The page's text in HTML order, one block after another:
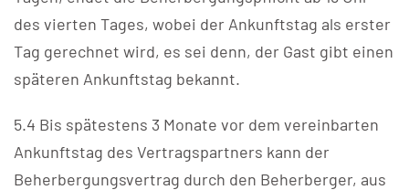
des vierten Tages, wobei der Ankunftstag als erster
Tag gerechnet wird, es sei denn, der Gast gibt einen
späteren Ankunftstag bekannt.
5.4 Bis spätestens 3 Monate vor dem vereinbarten
Ankunftstag des Vertragspartners kann der
Beherbergungsvertrag durch den Beherberger, aus